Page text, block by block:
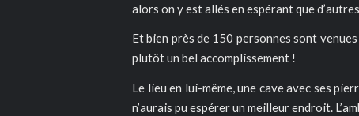
alors on y est allés en espérant que
Et bien près de 150 personnes sont
plutôt un bel accomplissement !
Le lieu en lui-même, une cave avec ses
n’aurais pu espérer un meilleur endroit.